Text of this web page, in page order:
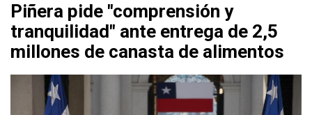
Piñera pide "comprensión y
tranquilidad" ante entrega de 2,5
millones de canasta de alimentos